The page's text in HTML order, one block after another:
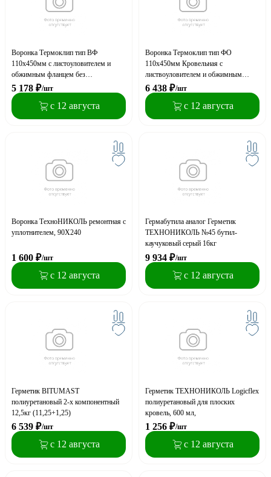
Воронка Термоклип тип ВФ
110х450мм с листоуловителем и
обжимным фланцем без
нагревательного элемента (пластик)
5 178 ₽/шт
с 12 августа
Воронка Термоклип тип ФО
110х450мм Кровельная c
листвоуловителем и обжимным
фланцем с нагревательным
элементом
6 438 ₽/шт
с 12 августа
Воронка ТехноНИКОЛЬ ремонтная c
уплотнителем, 90Х240
1 600 ₽/шт
с 12 августа
Гермабутила аналог Герметик
ТЕХНОНИКОЛЬ №45 бутил-
каучуковый серый 16кг
9 934 ₽/шт
с 12 августа
Герметик BITUMAST
полиуретановый 2-х компонентный
12,5кг (11,25+1,25)
6 539 ₽/шт
с 12 августа
Герметик ТЕХНОНИКОЛЬ Logicflex
полиуретановый для плоских
кровель, 600 мл,
1 256 ₽/шт
с 12 августа